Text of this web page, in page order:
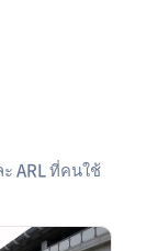
ARL ที่คนใช้